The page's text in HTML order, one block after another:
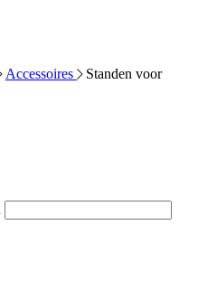
Accessoires
Standen voor